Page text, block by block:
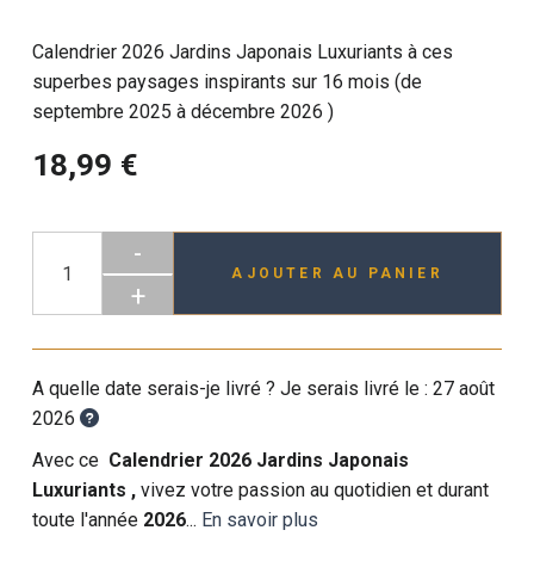
Calendrier 2026 Jardins Japonais Luxuriants à ces
superbes paysages inspirants sur 16 mois (de
septembre 2025 à décembre 2026 )
18,99 €
-
+
AJOUTER AU PANIER
A quelle date serais-je livré ? Je serais livré le :27 août
2026
Avec ce Calendrier 2026 Jardins Japonais
Luxuriants ,vivez votre passion au quotidien et durant
toute l'année 2026... En savoir plus